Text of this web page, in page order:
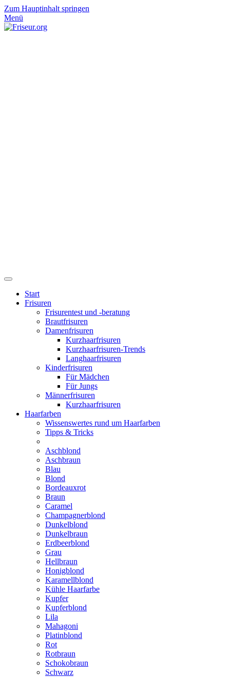
Zum Hauptinhalt springen
Menü
Start
Frisuren
Frisurentest und -beratung
Brautfrisuren
Damenfrisuren
Kurzhaarfrisuren
Kurzhaarfrisuren-Trends
Langhaarfrisuren
Kinderfrisuren
Für Mädchen
Für Jungs
Männerfrisuren
Kurzhaarfrisuren
Haarfarben
Wissenswertes rund um Haarfarben
Tipps & Tricks
Aschblond
Aschbraun
Blau
Blond
Bordeauxrot
Braun
Caramel
Champagnerblond
Dunkelblond
Dunkelbraun
Erdbeerblond
Grau
Hellbraun
Honigblond
Karamellblond
Kühle Haarfarbe
Kupfer
Kupferblond
Lila
Mahagoni
Platinblond
Rot
Rotbraun
Schokobraun
Schwarz